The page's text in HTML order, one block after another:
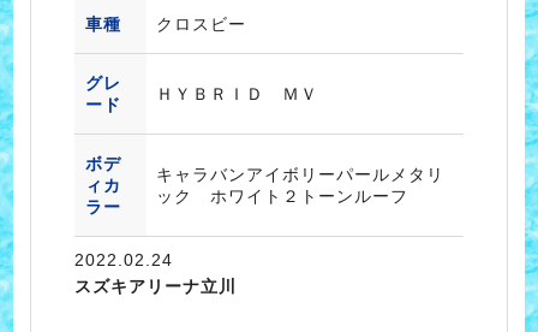
車種 クロスビー
グレ
ード
ＨＹＢＲＩＤ ＭＶ
ボデ
ィカ
ラー
キャラバンアイボリーパールメタリ
ック ホワイト２トーンルーフ
2022.02.24
スズキアリーナ立川